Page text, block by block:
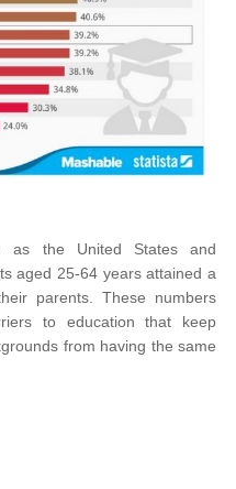
as the United States and
aged 25-64 years attained a
parents. These numbers
to education that keep
from having the same